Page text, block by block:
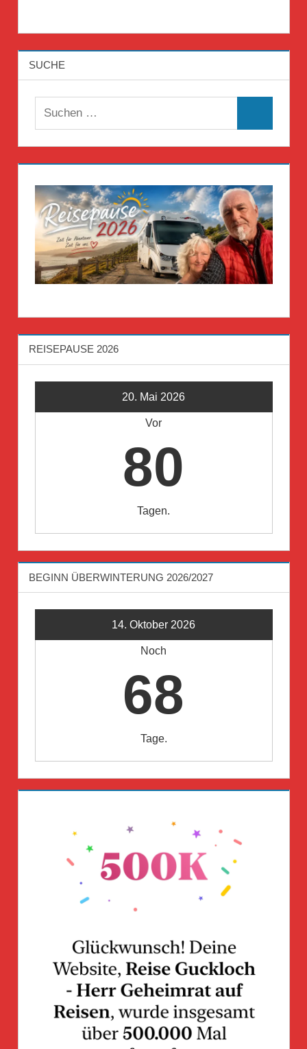
SUCHE
REISEPAUSE 2026
20. Mai 2026
Vor
80
Tagen.
BEGINN ÜBERWINTERUNG 2026/2027
14. Oktober 2026
Noch
68
Tage.